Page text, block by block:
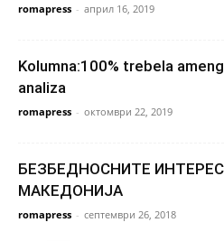
romapress - април 16, 2019
Kolumna:100% trebela
analiza
romapress - октомври 22, 2019
БЕЗБЕДНОСНИТЕ
МАКЕДОНИЈА
romapress - септември 26, 2018